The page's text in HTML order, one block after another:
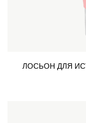
ЛОСЬОН ДЛЯ